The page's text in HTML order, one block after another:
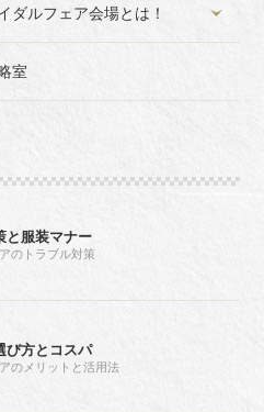
ダルフェア会場とは！
室
と服装マナー
のトラブル対策
び方とコスパ
のメリットと活用法